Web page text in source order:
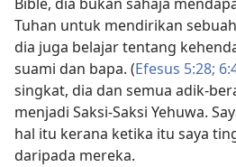
Tuhan untuk mendirikan
dia juga belajar tentang
suami dan bapa. (Efesus 5:​28;
singkat, dia dan semua adik-
menjadi Saksi-Saksi Yehuwa.
hal itu kerana ketika itu saya
daripada mereka.